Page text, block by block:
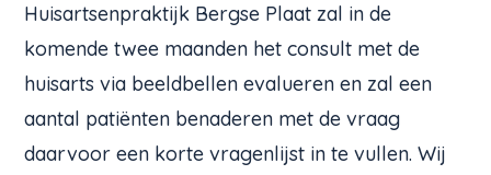
Huisartsenpraktijk Bergse Plaat zal in de
komende twee maanden het consult met de
huisarts via beeldbellen evalueren en zal een
aantal patiënten benaderen met de vraag
daarvoor een korte vragenlijst in te vullen. Wij